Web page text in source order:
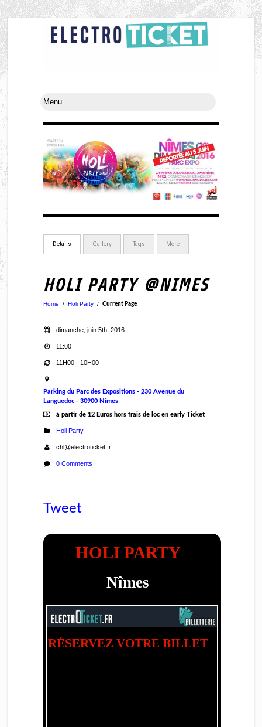
Details Gallery Tags More
HOLI PARTY @NIMES
Home / Holi Party / Current Page
dimanche, juin 5th, 2016
11:00
11H00 - 10H00
Parking du Parc des Expositions - 230 Avenue du
Languedoc - 30900 Nîmes
à partir de 12 Euros hors frais de loc en early Ticket
Holi Party
chl@electroticket.fr
0 Comments
Tweet
HOLI PARTY
Nîmes
RÉSERVEZ VOTRE BILLET